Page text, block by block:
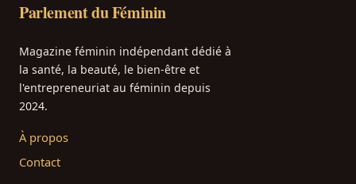
Parlement du Féminin
Magazine féminin indépendant dédié à
la santé, la beauté, le bien-être et
l'entrepreneuriat au féminin depuis
2024.
À propos
Contact